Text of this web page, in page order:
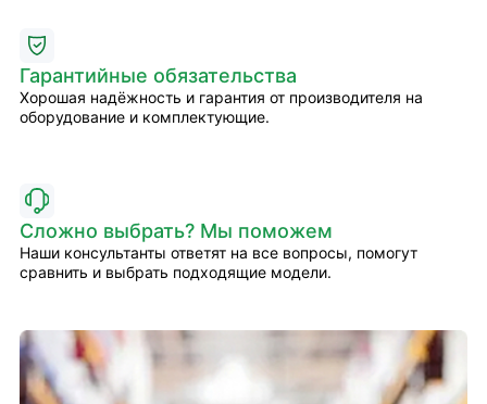
Гарантийные обязательства
Хорошая надёжность и гарантия от производителя на
оборудование и комплектующие.
Сложно выбрать? Мы поможем
Наши консультанты ответят на все вопросы, помогут
сравнить и выбрать подходящие модели.